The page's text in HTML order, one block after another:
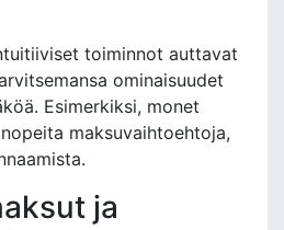
toiminnot auttavat
ominaisuudet
Esimerkiksi, monet
maksuvaihtoehtoja,
ja